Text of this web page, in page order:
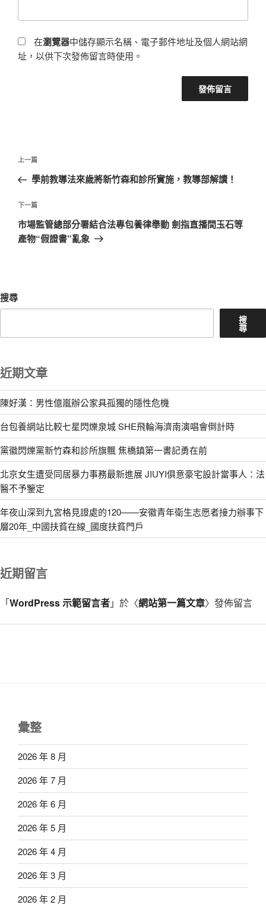
在瀏覽器中儲存顯示名稱、電子郵件地址及個人網站網
址，以供下次發佈留言時使用。
文
導
覽
上
一
文
章
上一篇
學前教導法來歲將新竹森和診所實施，教導部解讀！
下
一
篇
下一篇
市場監管總部分署結合法專包養律舉動 劍指直播間玉石等
產物“假證書”亂象
搜尋
搜
尋
近期文章
陳好漢：男性億嵐辦公家具孤獨的隱性危機
台包養網站比較七星閃爍泉城 SHE飛輪海濟南演唱會倒計時
黨徽閃爍黨新竹森和診所旗飄 焦橋鎮第一書記勇在前
北京女生遭受同居暴力事務最新進展 JIUYI俱意豪宅設計當事人：法
醫不予鑒定
年夜山深到九宮格見證處的120——安徽青年衛生志愿者接力辦事下
層20年_中國扶貧在線_國度扶貧門戶
近期留言
「WordPress 示範留言者」於〈網站第一篇文章〉發佈留言
彙整
2026 年 8 月
2026 年 7 月
2026 年 6 月
2026 年 5 月
2026 年 4 月
2026 年 3 月
2026 年 2 月